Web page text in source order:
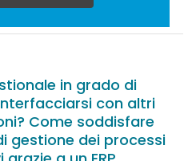
in grado di
con altri
Come soddisfare
gestione dei processi